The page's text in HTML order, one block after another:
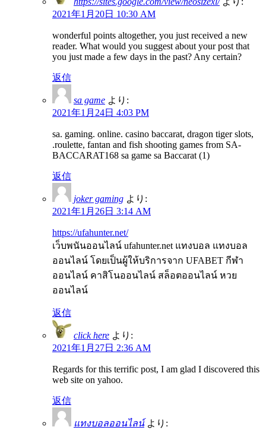
2021年1月20日 10:30 AM
wonderful points altogether, you just received a new
reader. What would you suggest about your post that
you just made a few days in the past? Any certain?
返信
sa game より:
2021年1月24日 4:03 PM
sa. gaming. online. casino baccarat, dragon tiger slots,
.roulette, fantan and fish shooting games from SA-
BACCARAT168 sa game sa Baccarat (1)
返信
joker gaming より:
2021年1月26日 3:14 AM
https://ufahunter.net/
เว็บพนันออนไลน์ ufahunter.net แทงบอล แทงบอล
ออนไลน์ โดยเป็นผู้ให้บริการจาก UFABET กีฬา
ออนไลน์ คาสิโนออนไลน์ สล็อตออนไลน์ หวย
ออนไลน์
返信
click here より:
2021年1月27日 2:36 AM
Regards for this terrific post, I am glad I discovered this
web site on yahoo.
返信
แทงบอลออนไลน์ より: